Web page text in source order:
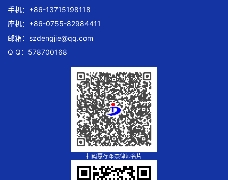
手机：+86-13715198118
座机：+86-0755-82984411
邮箱： szdengjie@qq.com
Q Q：578700168
扫码惠存邓杰律师名片